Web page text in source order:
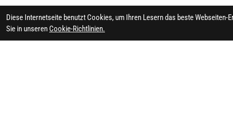
Diese Internetseite benutzt Cookies, um Ihren Lesern das beste
Sie in unseren Cookie-Richtlinien.